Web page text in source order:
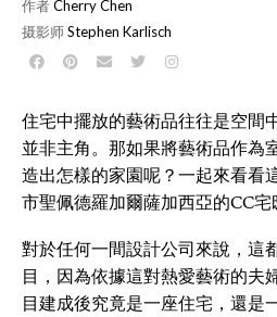
作者Cherry Chen
摄影师Stephen Karlisch
住宅中擺放的藝術品往往是空間
並非主角。那如果將藝術品作為
造出怎樣的家園呢？一起來看看
市聖佩德羅加爾薩加西亞的CC宅
對於任何一間設計公司來說，這
目，因為依據這對熱愛藝術的夫
目建成後究竟是一座住宅，還是